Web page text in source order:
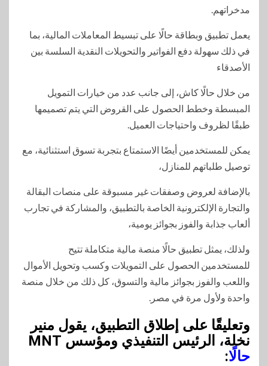
مدخراتهم.
يعمل تطبيق وبطاقة حالًا على تبسيط المعاملات المالية، بما
في ذلك سهولة دفع الفواتير والتحويلات النقدية السلسة بين
الأصدقاء
من خلال حالًا كاش، إلى جانب عدد من خيارات التمويل
المبسطة وخطط الحصول على القروض التي يتم تصميمها
طبقًا لظروف واحتياجات العميل.
يمكن للمستخدمين أيضًا الاستمتاع بتجربة تسوق استثنائية، مع
توصيل طلباتهم للمنازل،
بالإضافة لعروض وصفقات غير مسبوقة على منصات البقالة
والتجارة الإلكترونية الخاصة بالتطبيق، والمشاركة في تجارب
ألعاب جذابة والفوز بجوائز يومية،
ولذلك، يمثل تطبيق حالًا منصة مالية متكاملة تتيح
للمستخدمين الحصول على التمويلات وكسب وتحويل الأموال
واللعب والفوز بجوائز مالية والتسوق، كل ذلك من خلال منصة
واحدة ولأول مرة في مصر.
وتعليقًا على إطلاق التطبيق، يقول منير
نخلة، الرئيس التنفيذي ومؤسس MNT
حالًا: